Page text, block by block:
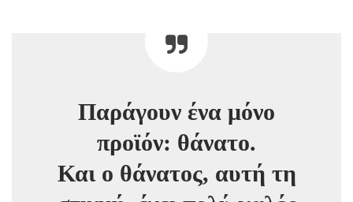
Παράγουν ένα μόνο
προϊόν: θάνατο.
Και ο θάνατος, αυτή τη